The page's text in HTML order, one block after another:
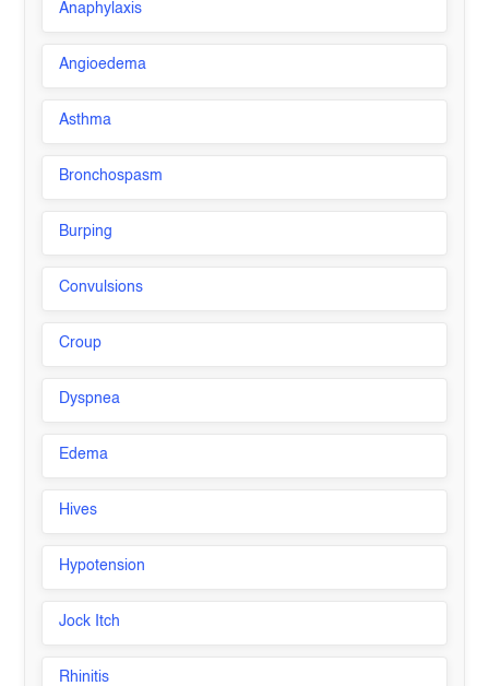
Anaphylaxis
Angioedema
Asthma
Bronchospasm
Burping
Convulsions
Croup
Dyspnea
Edema
Hives
Hypotension
Jock Itch
Rhinitis